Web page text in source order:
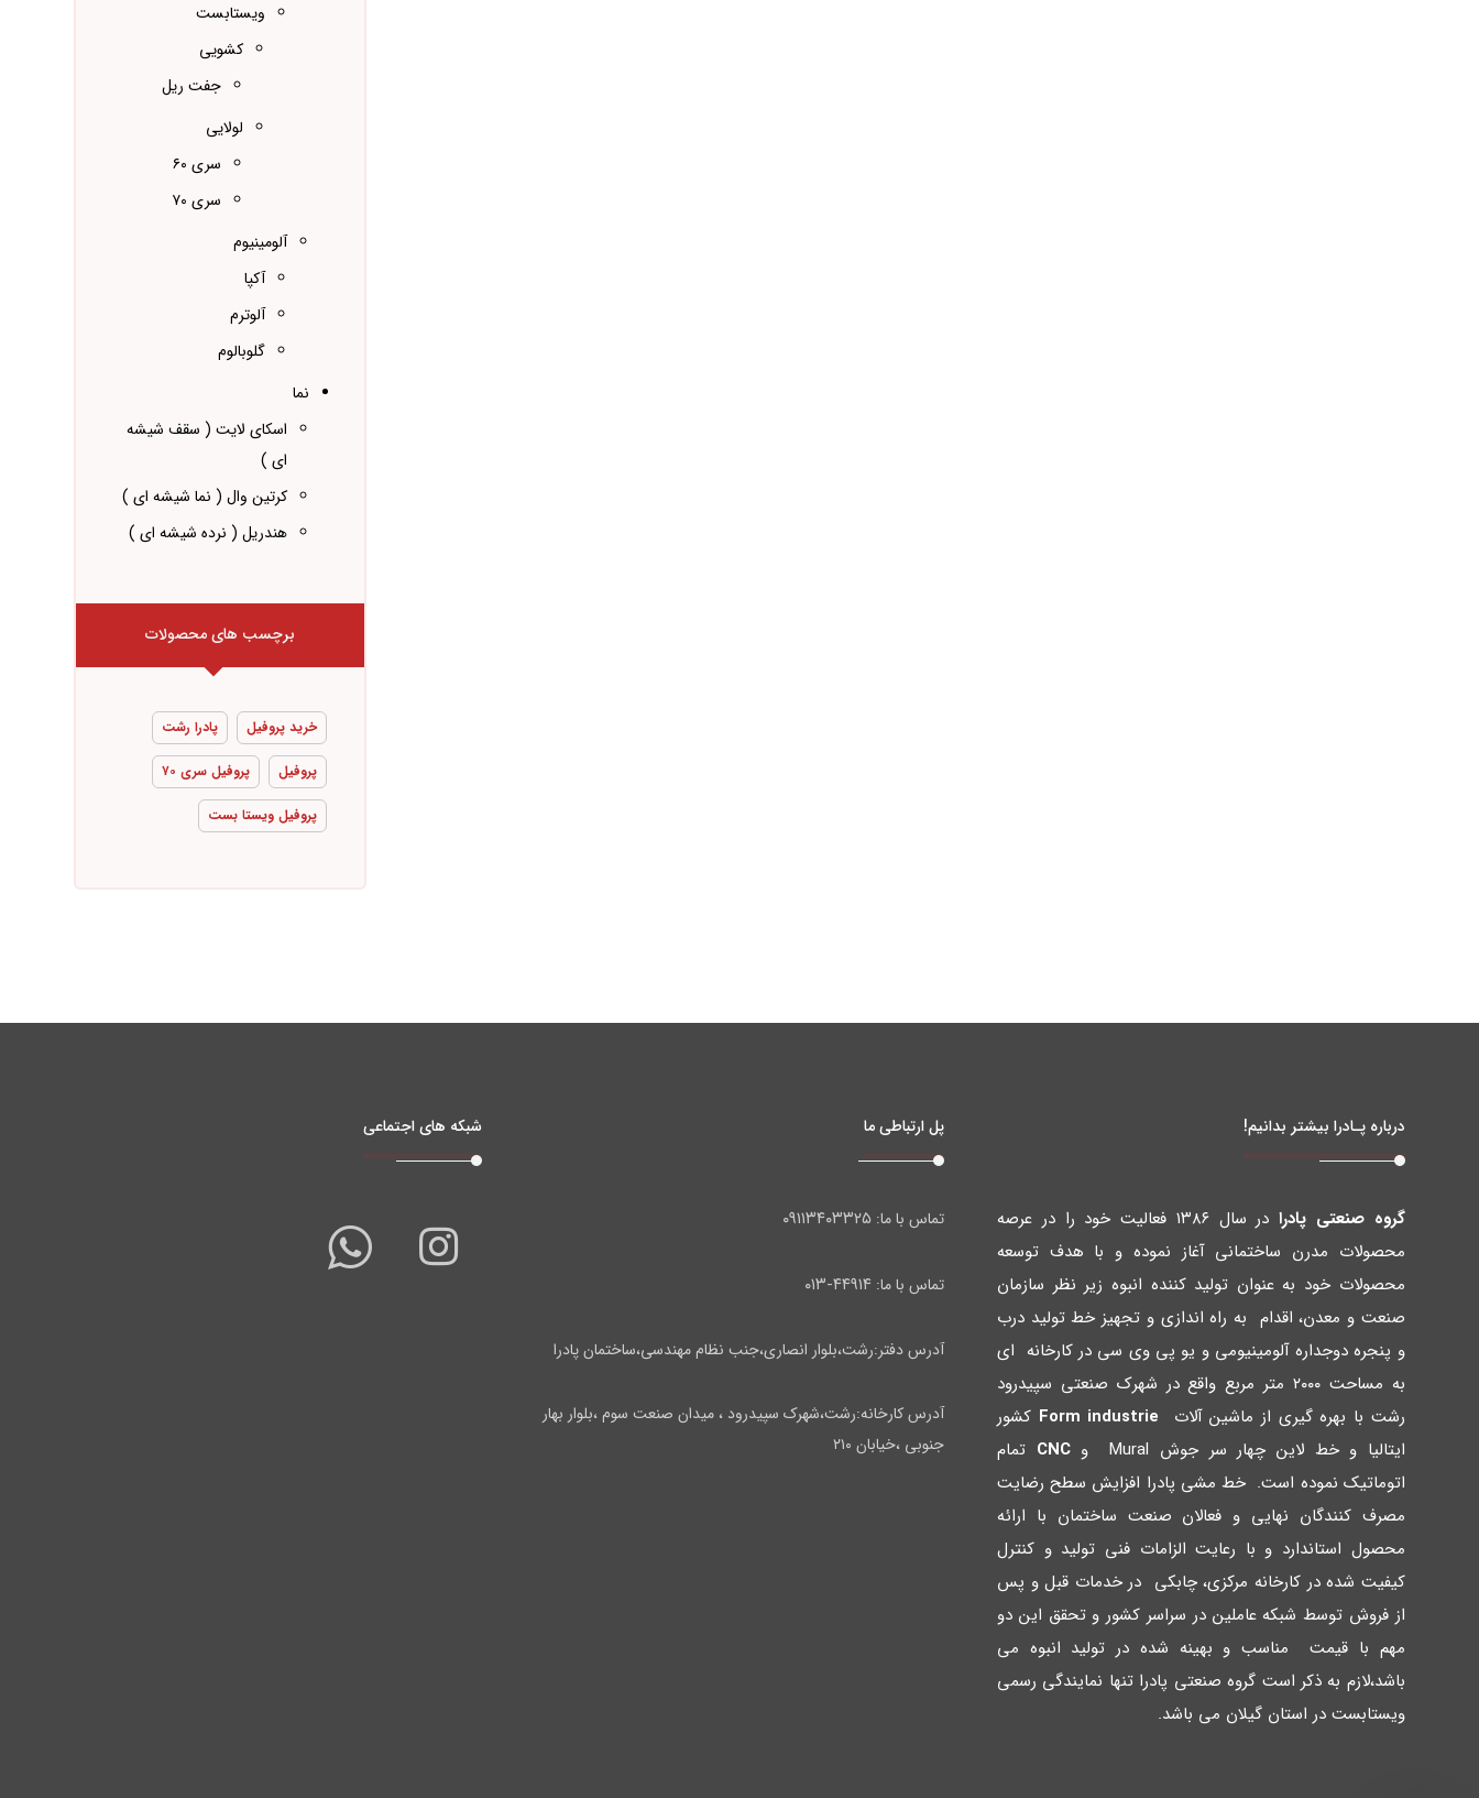
ویستابست
کشویی
جفت ریل
لولایی
سری ۶۰
سری ۷۰
آلومینیوم
آکپا
آلوترم
گلوبالوم
نما
اسکای لایت ( سقف شیشه
ای )
کرتین وال ( نما شیشه ای )
هندریل ( نرده شیشه ای )
برچسب های محصولات
خرید پروفیل پادرا رشت
پروفیل پروفیل سری ۷۰
پروفیل ویستا بست
درباره پـادرا بیشتر بدانیم!
گروه صنعتی پادرا
در سال ۱۳۸۶ فعالیت خود را در عرصه
محصولات مدرن ساختمانی آغاز نموده و با هدف توسعه
محصولات خود به عنوان تولید کننده انبوه زیر نظر سازمان
صنعت و معدن، اقدام به راه اندازي و تجهیز خط تولید درب
و پنجره دوجداره آلومینیومی و یو پی وي سی در کارخانه اي
به مساحت ۲۰۰۰ متر مربع واقع در شهرك صنعتی سپیدرود
رشت با بهره گیري از ماشین آلات Form industrie کشور
ایتالیا و خط لاین چهار سر جوش Mural و
CNC تمام
اتوماتیک نموده است. خط مشی پادرا افزایش سطح رضایت
مصرف کنندگان نهایی و فعالان صنعت ساختمان با ارائه
محصول استاندارد و با رعایت الزامات فنی تولید و کنترل
کیفیت شده در کارخانه مرکزي، چابکی در خدمات قبل و پس
از فروش توسط شبکه عاملین در سراسر کشور و تحقق این دو
مهم با قیمت مناسب و بهینه شده در تولید انبوه می
باشد،لازم به ذکر است گروه صنعتی پادرا تنها نمایندگی رسمی
ویستابست در استان گیلان می باشد.
پل ارتباطی ما
تماس با ما:۰۹۱۱۳۴۰۳۳۲۵
تماس با ما: ۴۴۹۱۴-۰۱۳
آدرس دفتر:رشت،بلوار انصاری،جنب نظام مهندسی،ساختمان پادرا
آدرس کارخانه:رشت،شهرک سپیدرود ، میدان صنعت سوم ،بلوار بهار
جنوبی ،خیابان ۲۱۰
شبکه های اجتماعی